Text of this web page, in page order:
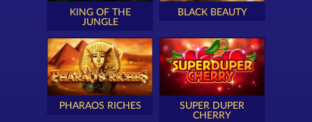
KING OF THE
JUNGLE
BLACK BEAUTY
PHARAOS RICHES
SUPER DUPER
CHERRY